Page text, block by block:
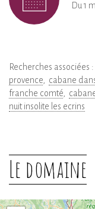
Du 1
Recherches associées :
provence
cabane
franche comté
nuit insolite les ecrins
Le domaine